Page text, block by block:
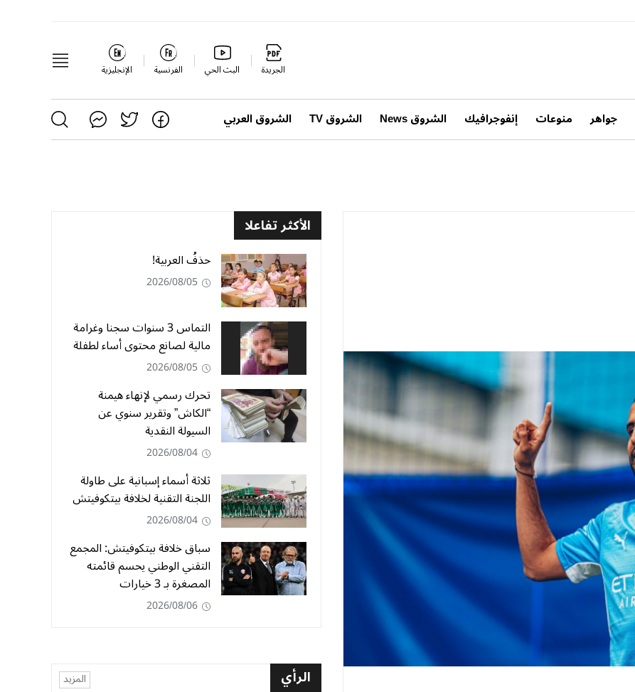
الجريدة البث الحي الفرنسية الإنجليزية
جواهر منوعات إنفوجرافيك الشروق News الشروق TV الشروق العربي
الأكثر تفاعلا
حذفُ العربية!
2026/08/05
التماس 3 سنوات سجنا وغرامة
مالية لصانع محتوى أساء لطفلة
2026/08/05
تحرك رسمي لإنهاء هيمنة
“الكاش” وتقرير سنوي عن
السيولة النقدية
2026/08/04
ثلاثة أسماء إسبانية على طاولة
اللجنة التقنية لخلافة بيتكوفيتش
2026/08/04
سباق خلافة بيتكوفيتش: المجمع
التقني الوطني يحسم قائمته
المصغرة بـ 3 خيارات
2026/08/06
الرأي المزيد